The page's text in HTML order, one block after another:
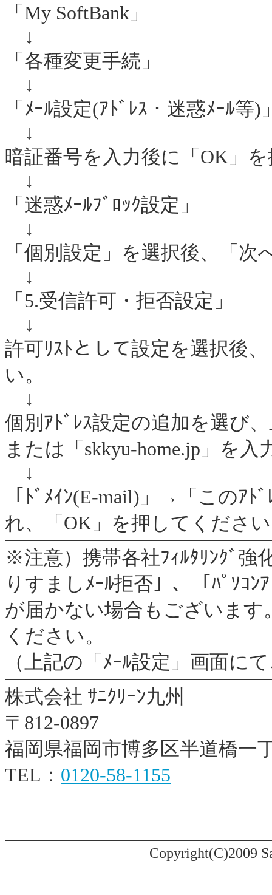
「My SoftBank」
↓
「各種変更手続」
↓
「ﾒｰﾙ設定(ｱﾄﾞﾚｽ・迷惑ﾒｰﾙ等)
↓
暗証番号を入力後に「OK」
↓
「迷惑ﾒｰﾙﾌﾞﾛｯｸ設定」
↓
「個別設定」を選択後、「
↓
「5.受信許可・拒否設定」
↓
許可ﾘｽﾄとして設定を選択後
い。
↓
個別ｱﾄﾞﾚｽ設定の追加を選び
または「skkyu-home.jp」を
↓
「ﾄﾞﾒｲﾝ(E-mail)」→「このｱ
れ、「OK」を押してくださ
※注意）携帯各社ﾌｨﾙﾀﾘﾝｸﾞ強
りすましﾒｰﾙ拒否」、「ﾊﾟｿｺ
が届かない場合もございます
ください。
（上記の「ﾒｰﾙ設定」画面に
株式会社 ｻﾆｸﾘｰﾝ九州
〒812-0897
福岡県福岡市博多区半道橋一
TEL： 0120-58-1155
Copyright(C)2009